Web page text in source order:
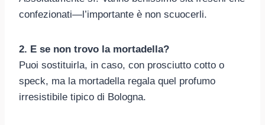
confezionati—l’importante è non scuocerli.
2. E se non trovo la mortadella?
Puoi sostituirla, in caso, con prosciutto cotto o
speck, ma la mortadella regala quel profumo
irresistibile tipico di Bologna.